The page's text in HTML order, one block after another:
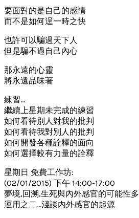
要面對的是自己的感情
而不是如何逞一時之快
也許可以騙過天下人
但是騙不過自己內心
那永遠的心靈
將永遠品味著
練習…
繼續上星期未完成的練習
如何看待別人對我的批判
如何看待我對別人的批判
如何開發各種詮釋的面向
如何選擇較有力量的詮釋
星期日 免費工作坊:
(02/01/2015) 下午 14:00-17:00
夢境,回溯,生死與內外感官的可能性
運用之二…淺談內外感官的起源